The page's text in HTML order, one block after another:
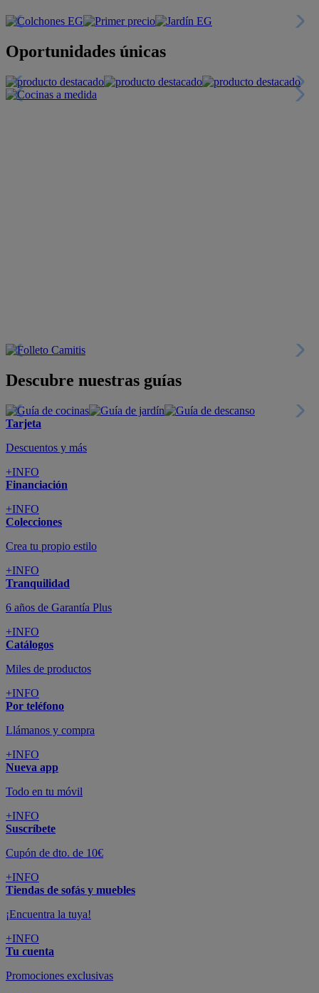
Oportunidades únicas
Descubre nuestras guías
Tarjeta
Descuentos y más
+INFO
Financiación
+INFO
Colecciones
Crea tu propio estilo
+INFO
Tranquilidad
6 años de Garantía Plus
+INFO
Catálogos
Miles de productos
+INFO
Por teléfono
Llámanos y compra
+INFO
Nueva app
Todo en tu móvil
+INFO
Suscríbete
Cupón de dto. de 10€
+INFO
Tiendas de sofás y muebles
¡Encuentra la tuya!
+INFO
Tu cuenta
Promociones exclusivas